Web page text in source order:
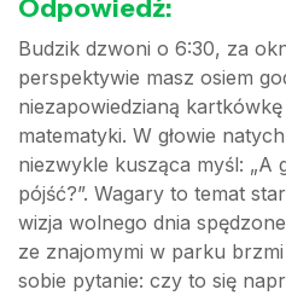
Odpowiedź:
Budzik dzwoni o 6:30, za
perspektywie masz osiem
niezapowiedzianą
matematyki. W głowie
niezwykle kusząca myśl: „A
pójść?”. Wagary to temat
wizja wolnego dnia
ze znajomymi w parku
sobie pytanie: czy to się